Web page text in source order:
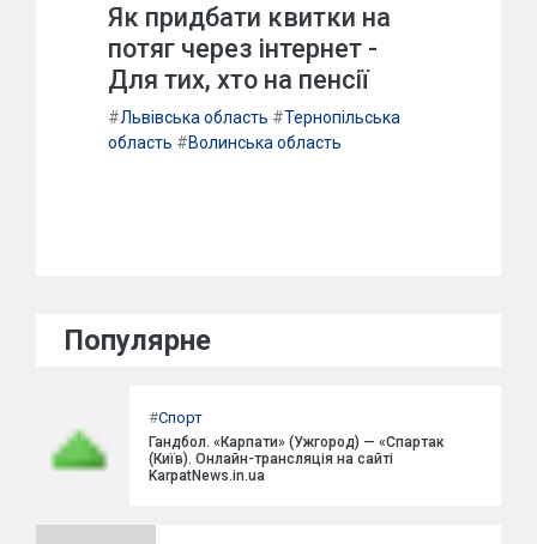
Як придбати квитки на
потяг через інтернет -
Для тих, хто на пенсії
#Львівська область #Тернопільська
область #Волинська область
Популярне
#Спорт
Гандбол. «Карпати» (Ужгород) — «Спартак
(Київ). Онлайн-трансляція на сайті
KarpatNews.in.ua